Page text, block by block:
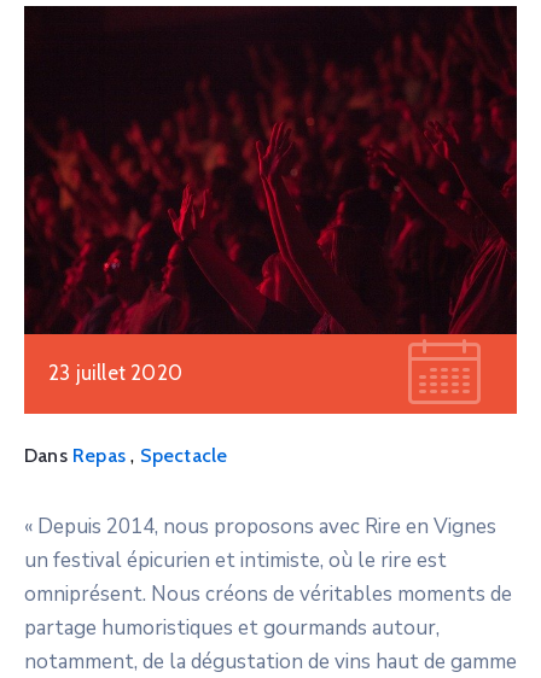
23 juillet 2020
Dans Repas , Spectacle
« Depuis 2014, nous proposons avec Rire en Vignes
un festival épicurien et intimiste, où le rire est
omniprésent. Nous créons de véritables moments de
partage humoristiques et gourmands autour,
notamment, de la dégustation de vins haut de gamme